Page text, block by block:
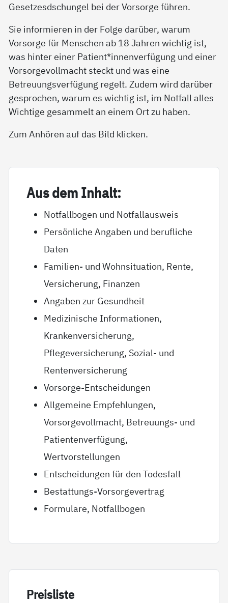
Gesetzesdschungel bei der Vorsorge führen.
Sie informieren in der Folge darüber, warum
Vorsorge für Menschen ab 18 Jahren wichtig ist,
was hinter einer Patient*innenverfügung und einer
Vorsorgevollmacht steckt und was eine
Betreuungsverfügung regelt. Zudem wird darüber
gesprochen, warum es wichtig ist, im Notfall alles
Wichtige gesammelt an einem Ort zu haben.
Zum Anhören auf das Bild klicken.
Aus dem In­halt:
Notfallbogen und Notfallausweis
Persönliche Angaben und berufliche
Daten
Familien- und Wohnsituation, Rente,
Versicherung, Finanzen
Angaben zur Gesundheit
Medizinische Informationen,
Krankenversicherung,
Pflegeversicherung, Sozial- und
Rentenversicherung
Vorsorge-Entscheidungen
Allgemeine Empfehlungen,
Vorsorgevollmacht, Betreuungs- und
Patientenverfügung,
Wertvorstellungen
Entscheidungen für den Todesfall
Bestattungs-Vorsorgevertrag
Formulare, Notfallbogen
Preis­lis­te